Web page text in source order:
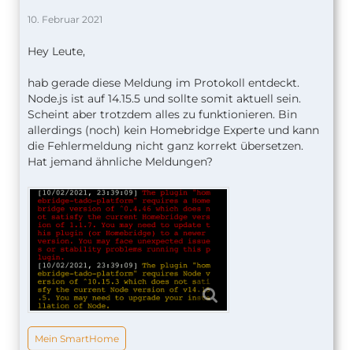
10. Februar 2021
Hey Leute,
hab gerade diese Meldung im Protokoll entdeckt.
Node.js ist auf 14.15.5 und sollte somit aktuell sein.
Scheint aber trotzdem alles zu funktionieren. Bin
allerdings (noch) kein Homebridge Experte und kann
die Fehlermeldung nicht ganz korrekt übersetzen.
Hat jemand ähnliche Meldungen?
Mein SmartHome